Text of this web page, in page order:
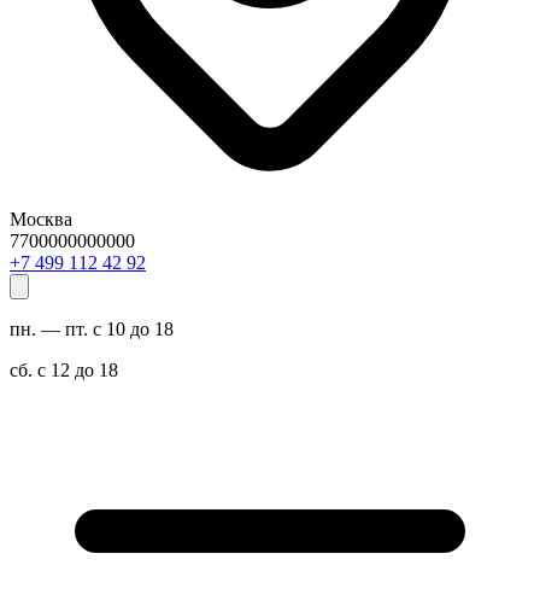
Москва
7700000000000
29 24 211 994 7+
пн. — пт. с 10 до 18
сб. с 12 до 18